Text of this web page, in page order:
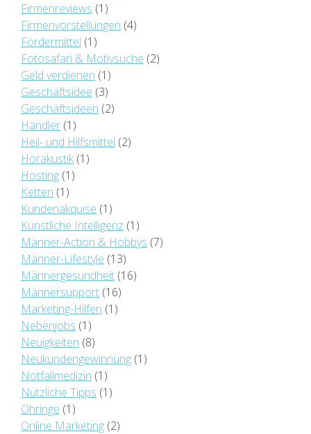
Firmenreviews (1)
Firmenvorstellungen (4)
Fördermittel (1)
Fotosafari & Motivsuche (2)
Geld verdienen (1)
Geschäftsidee (3)
Geschäftsideen (2)
Händler (1)
Heil- und Hilfsmittel (2)
Hörakustik(1)
Hosting (1)
Ketten (1)
Kundenakquise (1)
Künstliche Intelligenz (1)
Männer-Action & Hobbys (7)
Männer-Lifestyle (13)
Männergesundheit (16)
Männersupport (16)
Marketing-Hilfen (1)
Nebenjobs (1)
Neuigkeiten (8)
Neukundengewinnung (1)
Notfallmedizin (1)
Nützliche Tipps (1)
Ohringe (1)
Online Marketing (2)